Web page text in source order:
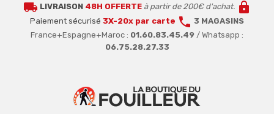
local_shipping LIVRAISON 48H OFFERTE à partir de 200€ d'achat. lock
Paiement sécurisé 3X-20x par carte call 3 MAGASINS
France+Espagne+Maroc : 01.60.83.45.49 / Whatsapp :
06.75.28.27.33